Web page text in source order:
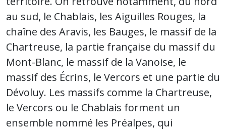
au sud, le Chablais, les Aiguilles Rouges, la
chaîne des Aravis, les Bauges, le massif de la
Chartreuse, la partie française du massif du
Mont-Blanc, le massif de la Vanoise, le
massif des Écrins, le Vercors et une partie du
Dévoluy. Les massifs comme la Chartreuse,
le Vercors ou le Chablais forment un
ensemble nommé les Préalpes, qui